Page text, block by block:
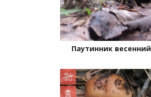
Паутинник весенний